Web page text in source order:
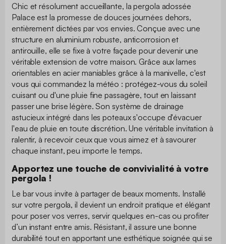
Chic et résolument accueillante, la pergola adossée
Palace est la promesse de douces journées dehors,
entièrement dictées par vos envies. Conçue avec une
structure en aluminium robuste, anticorrosion et
antirouille, elle se fixe à votre façade pour devenir une
véritable extension de votre maison. Grâce aux lames
orientables en acier maniables grâce à la manivelle, c'est
vous qui commandez la météo : protégez-vous du soleil
cuisant ou d'une pluie fine passagère, tout en laissant
passer une brise légère. Son système de drainage
astucieux intégré dans les poteaux s'occupe d'évacuer
l'eau de pluie en toute discrétion. Une véritable invitation à
ralentir, à recevoir ceux que vous aimez et à savourer
chaque instant, peu importe le temps.
Apportez une touche de convivialité à votre
pergola !
Le bar vous invite à partager de beaux moments. Installé
sur votre pergola, il devient un endroit pratique et élégant
pour poser vos verres, servir quelques en-cas ou profiter
d’un instant entre amis. Résistant, il assure une bonne
durabilité tout en apportant une esthétique soignée qui se